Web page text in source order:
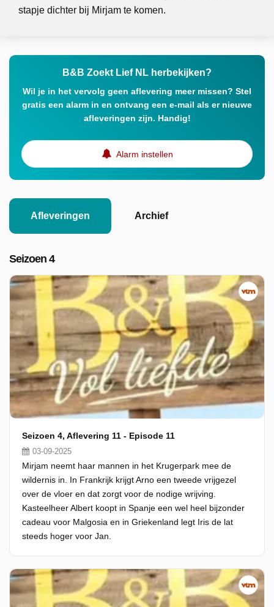
stapje dichter bij Mirjam te komen.
B&B Zoekt Lief NL herbekijken?
Wil je in het vervolg geen aflevering meer missen? Stel
gratis een alarm in en ontvang een e-mail als er nieuwe
afleveringen zijn. Handig!
Alarm instellen
Afleveringen Archief
Seizoen 4
Seizoen 4, Aflevering 11 - Episode 11
03-09-2025
Mirjam neemt haar mannen in het Krugerpark mee de
wildernis in. In Frankrijk krijgt Arno een tweede vrijgezel
over de vloer en dat zorgt voor de nodige wrijving.
Kasteelheer Albert koopt in Spanje een wel heel bijzonder
cadeau voor Malgosia en in Griekenland legt Iris de lat
steeds hoger voor Jan.